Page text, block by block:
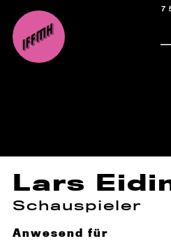
Lars
Schauspieler
Anwesend für